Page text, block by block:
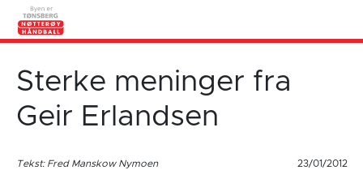
Sterke meninger fra
Geir Erlandsen
Tekst: Fred Manskow Nymoen 23/01/2012